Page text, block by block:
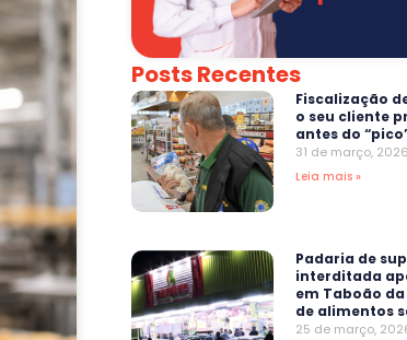
Posts Recentes
Fiscalização
o seu cliente
antes do
31 de março, 2026
Leia mais »
Padaria de
interditada
em Taboão
de alimentos
25 de março,